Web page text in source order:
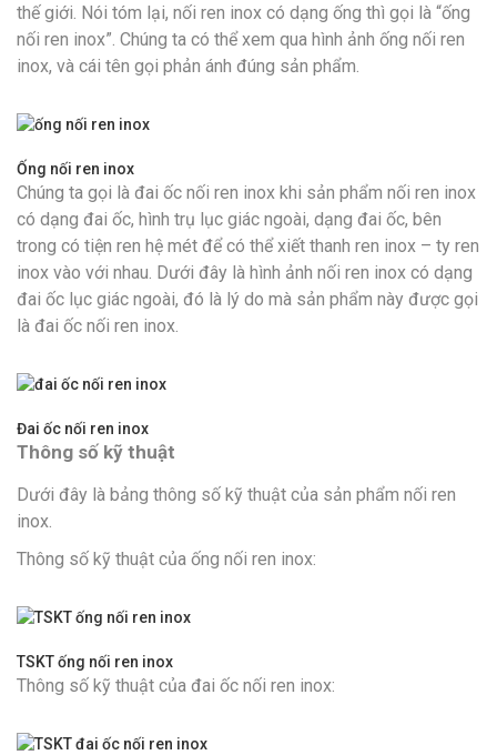
thế giới. Nói tóm lại, nối ren inox có dạng ống thì gọi là “ống
nối ren inox”. Chúng ta có thể xem qua hình ảnh ống nối ren
inox, và cái tên gọi phản ánh đúng sản phẩm.
Ống nối ren inox
Chúng ta gọi là đai ốc nối ren inox khi sản phẩm nối ren inox
có dạng đai ốc, hình trụ lục giác ngoài, dạng đai ốc, bên
trong có tiện ren hệ mét để có thể xiết thanh ren inox – ty ren
inox vào với nhau. Dưới đây là hình ảnh nối ren inox có dạng
đai ốc lục giác ngoài, đó là lý do mà sản phẩm này được gọi
là đai ốc nối ren inox.
Đai ốc nối ren inox
Thông số kỹ thuật
Dưới đây là bảng thông số kỹ thuật của sản phẩm nối ren
inox.
Thông số kỹ thuật của ống nối ren inox:
TSKT ống nối ren inox
Thông số kỹ thuật của đai ốc nối ren inox: